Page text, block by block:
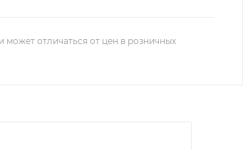
может отличаться от цен в розничных